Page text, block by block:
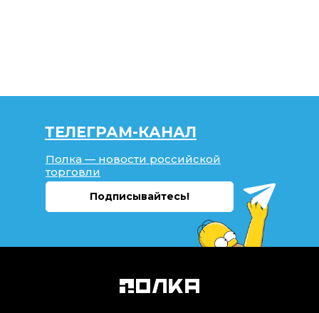
ТЕЛЕГРАМ-КАНАЛ
Полка — новости российской
торговли
Подписывайтесь!